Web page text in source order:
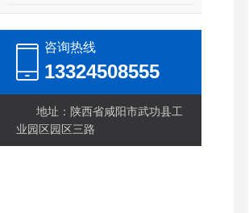
咨询热线
13324508555
地址：陕西省咸阳市武功县工
业园区园区三路